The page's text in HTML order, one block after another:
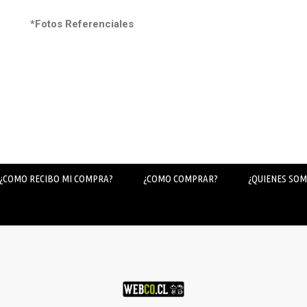
*Fotos Referenciales
RECIBO MI COMPRA? ¿COMO COMPRAR? ¿QUIENES